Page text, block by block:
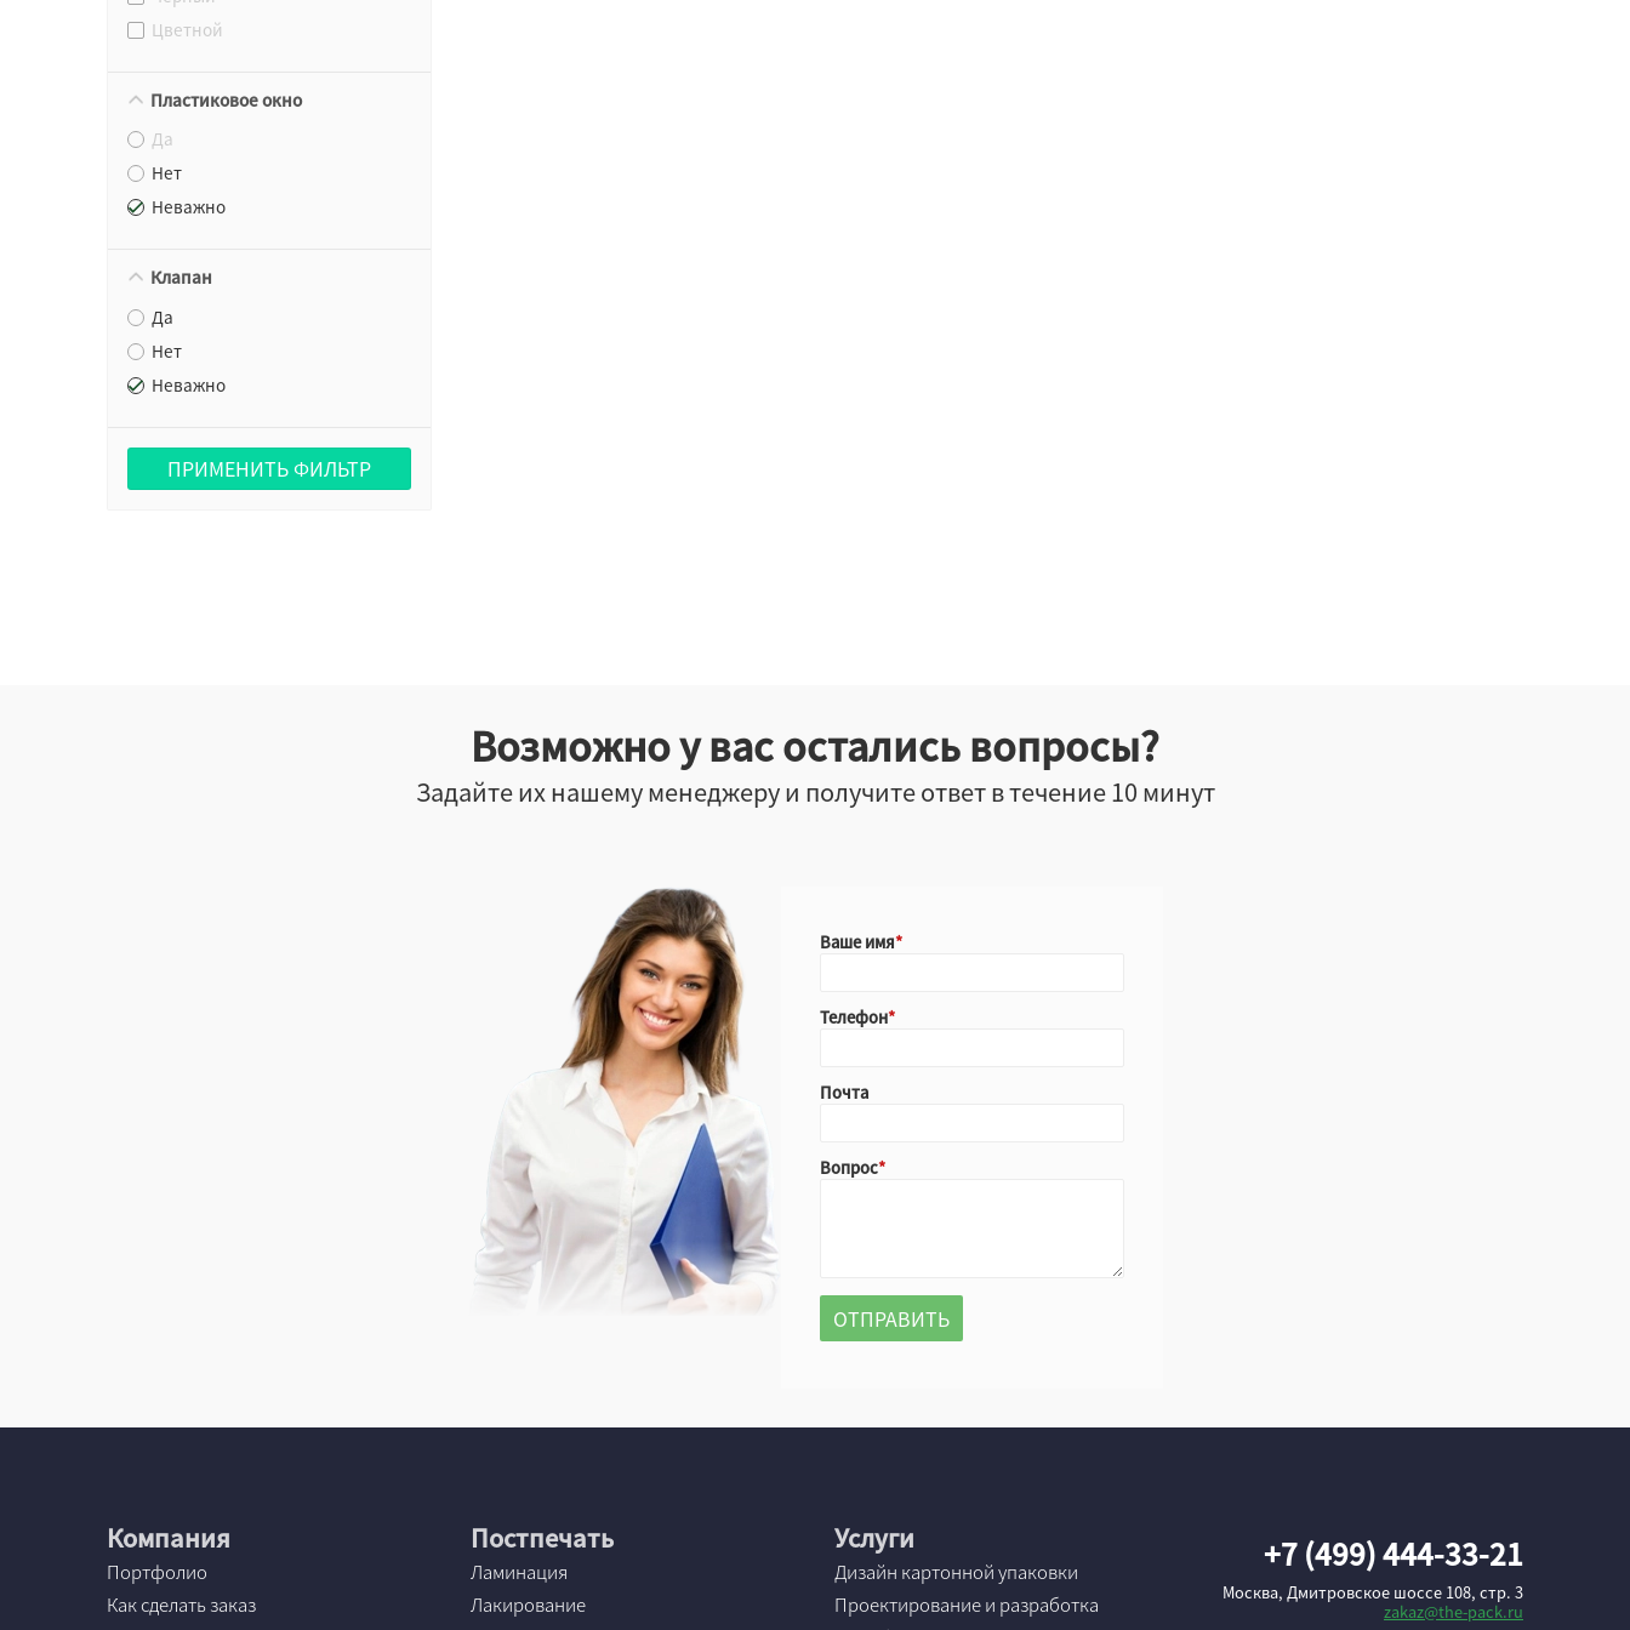
Цветной
Пластиковое окно
Да
Нет
Неважно
Клапан
Да
Нет
Неважно
ПРИМЕНИТЬ ФИЛЬТР
Возможно у вас остались вопросы?
Задайте их нашему менеджеру и получите ответ в течение 10 минут
Ваше имя
Телефон
Почта
Вопрос
Компания
Портфолио
Как сделать заказ
Постпечать
Ламинация
Лакирование
Услуги
Дизайн картонной упаковки
Проектирование и разработка
+7 (499) 444-33-21
Москва, Дмитровское шоссе 108, стр. 3
zakaz@the-pack.ru